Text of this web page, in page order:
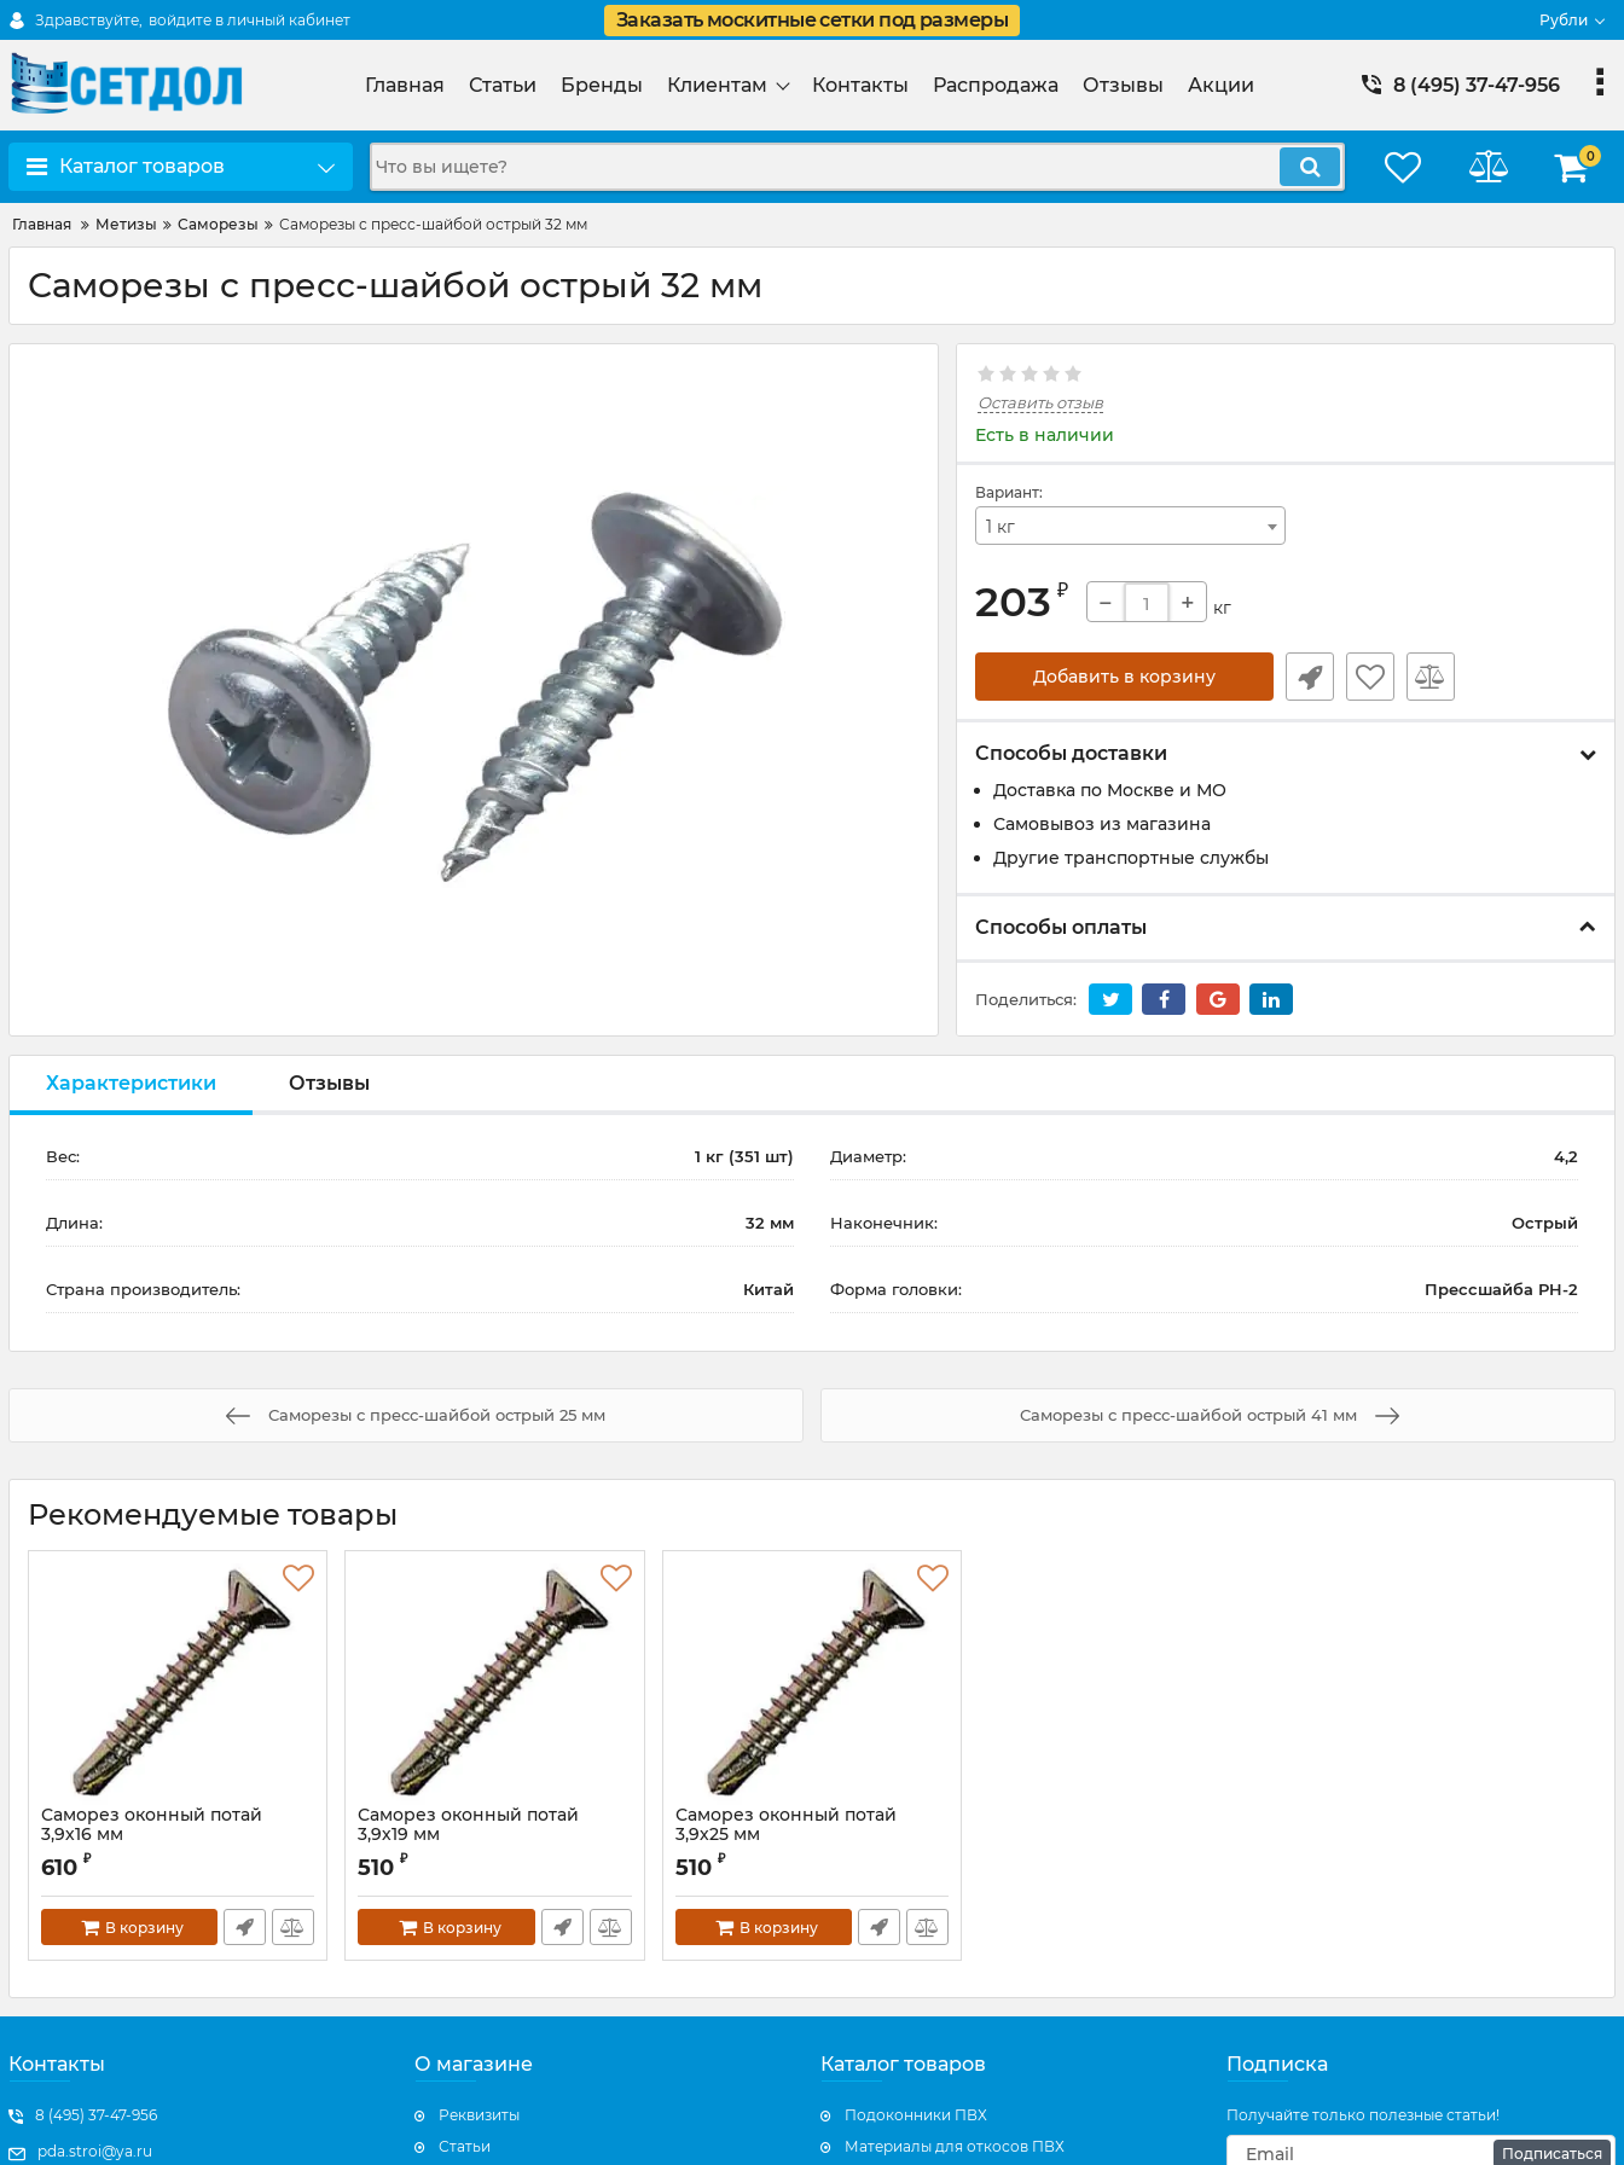
Здравствуйте, войдите в личный кабинет Заказать москитные сетки под размеры Рубли
Главная Статьи Бренды Клиентам Контакты Распродажа Отзывы Акции 8 (495) 37-47-956
Каталог товаров 0
Главная Метизы Саморезы Саморезы с пресс-шайбой острый 32 мм
Саморезы с пресс-шайбой острый 32 мм
Оставить отзыв
Есть в наличии
Вариант:
1 кг
203 ₽ − + кг
Добавить в корзину
Способы доставки
Доставка по Москве и МО
Самовывоз из магазина
Другие транспортные службы
Способы оплаты
Поделиться:
Характеристики Отзывы
Вес: 1 кг (351 шт) Диаметр: 4,2
Длина: 32 мм Наконечник: Острый
Страна производитель: Китай Форма головки: Прессшайба PH-2
Саморезы с пресс-шайбой острый 25 мм Саморезы с пресс-шайбой острый 41 мм
Рекомендуемые товары
Саморез оконный потай
3,9х16 мм
Артикул:
610 ₽
В корзину
Саморез оконный потай
3,9х19 мм
510 ₽
В корзину
Саморез оконный потай
3,9х25 мм
510 ₽
В корзину
Контакты
8 (495) 37-47-956
pda.stroi@ya.ru
О магазине
Реквизиты
Статьи
Каталог товаров
Подоконники ПВХ
Материалы для откосов ПВХ
Подписка
Получайте только полезные статьи!
Подписаться